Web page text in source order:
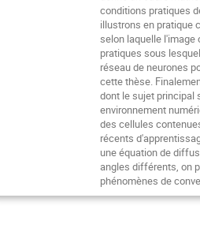
conditions pratiques
illustrons en pratique
selon laquelle l'image
pratiques sous
réseau de neurones
cette thèse.
dont le sujet principal
environnement
des cellules
récents
une équation de
angles différents, on
phénomènes de